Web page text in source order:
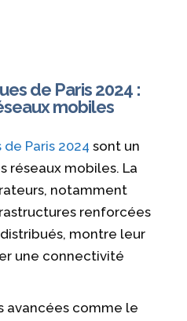
de Paris 2024 :
mobiles
Paris 2024 sont un
réseaux mobiles. La
notamment
renforcées
montre leur
une connectivité
avancées comme le